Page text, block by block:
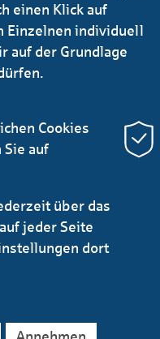
2019
Kommunikation
einen Klick auf
Einzelnen individuell
auf der Grundlage
Cookies
auf
über das
jeder Seite
dort